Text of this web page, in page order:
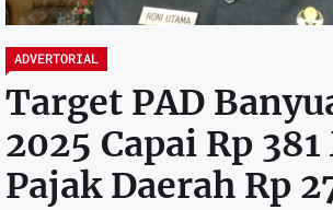
ADVERTORIAL
Target PAD
2025 Capai Rp
Pajak Daerah Rp